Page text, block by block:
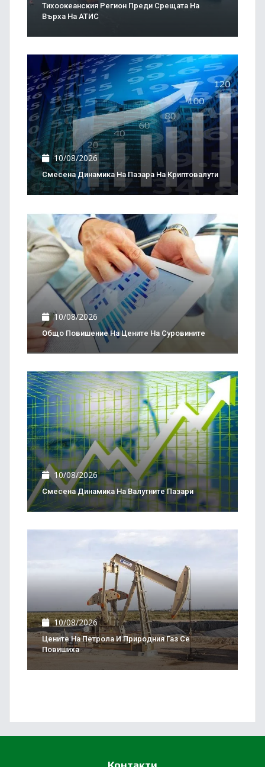
Тихоокеанския Регион Преди Срещата На
Върха На АТИС
10/08/2026
Смесена Динамика На Пазара На Криптовалути
10/08/2026
Общо Повишение На Цените На Суровините
10/08/2026
Смесена Динамика На Валутните Пазари
10/08/2026
Цените На Петрола И Природния Газ Се
Повишиха